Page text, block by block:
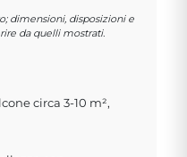
dimensioni, disposizioni e
da quelli mostrati.
circa 3-10 m²,